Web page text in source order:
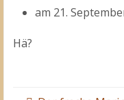
am 21.
Hä?